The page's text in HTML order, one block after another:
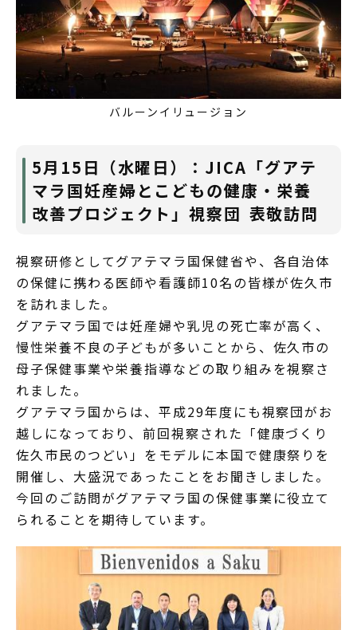
バルーンイリュージョン
5月15日（水曜日）：JICA「グアテ
マラ国妊産婦とこどもの健康・栄養
改善プロジェクト」視察団 表敬訪問
視察研修としてグアテマラ国保健省や、各自治体
の保健に携わる医師や看護師10名の皆様が佐久市
を訪れました。
グアテマラ国では妊産婦や乳児の死亡率が高く、
慢性栄養不良の子どもが多いことから、佐久市の
母子保健事業や栄養指導などの取り組みを視察さ
れました。
グアテマラ国からは、平成29年度にも視察団がお
越しになっており、前回視察された「健康づくり
佐久市民のつどい」をモデルに本国で健康祭りを
開催し、大盛況であったことをお聞きしました。
今回のご訪問がグアテマラ国の保健事業に役立て
られることを期待しています。